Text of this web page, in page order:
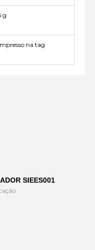
g
na tag
SIEES001